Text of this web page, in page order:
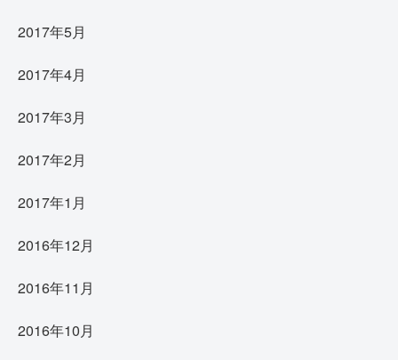
2017年5月
2017年4月
2017年3月
2017年2月
2017年1月
2016年12月
2016年11月
2016年10月